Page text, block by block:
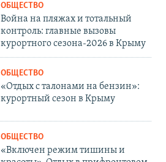
ОБЩЕСТВО
Война на пляжах и тотальный
контроль: главные вызовы
курортного сезона-2026 в Крыму
ОБЩЕСТВО
«Отдых с талонами на бензин»:
курортный сезон в Крыму
ОБЩЕСТВО
«Включен режим тишины и